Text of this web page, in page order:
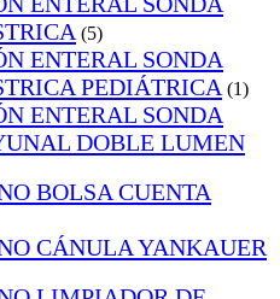
(5)
ENTERAL SONDA
PEDIÁTRICA (1)
ENTERAL SONDA
DOBLE LUMEN
BOLSA CUENTA
CÁNULA YANKAUER